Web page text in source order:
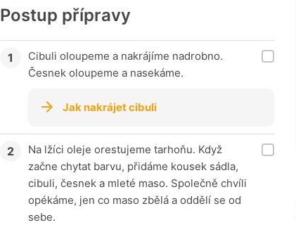
Postup přípravy
Cibuli oloupeme a nakrájíme nadrobno.
Česnek oloupeme a nasekáme.
Jak nakrájet cibuli
Na lžíci oleje orestujeme tarhoňu. Když
začne chytat barvu, přidáme kousek sádla,
cibuli, česnek a mleté maso. Společně chvíli
opékáme, jen co maso zbělá a oddělí se od
sebe.